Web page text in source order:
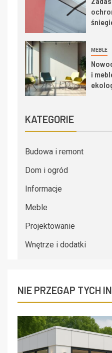
MEBLE
i
KATEGORIE
Budowa i remont
Dom i ogród
Informacje
Meble
Projektowanie
Wnętrze i dodatki
NIE PRZEGAP TYCH